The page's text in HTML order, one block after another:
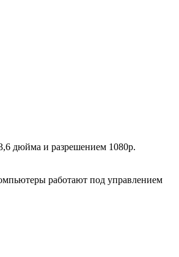
дюйма и разрешением 1080р.
работают под управлением